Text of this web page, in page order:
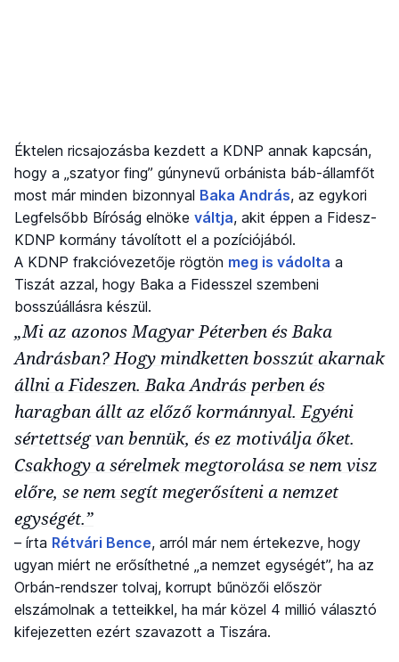
Éktelen ricsajozásba kezdett a KDNP annak kapcsán,
hogy a „szatyor fing” gúnynevű orbánista báb-államfőt
most már minden bizonnyal Baka András, az egykori
Legfelsőbb Bíróság elnöke váltja, akit éppen a Fidesz-
KDNP kormány távolított el a pozíciójából.
A KDNP frakcióvezetője rögtön meg is vádolta a
Tiszát azzal, hogy Baka a Fidesszel szembeni
bosszúállásra készül.
„Mi az azonos Magyar Péterben és Baka
Andrásban? Hogy mindketten bosszút akarnak
állni a Fideszen. Baka András perben és
haragban állt az előző kormánnyal. Egyéni
sértettség van bennük, és ez motiválja őket.
Csakhogy a sérelmek megtorolása se nem visz
előre, se nem segít megerősíteni a nemzet
egységét.”
– írta Rétvári Bence, arról már nem értekezve, hogy
ugyan miért ne erősíthetné „a nemzet egységét”, ha az
Orbán-rendszer tolvaj, korrupt bűnözői először
elszámolnak a tetteikkel, ha már közel 4 millió választó
kifejezetten ezért szavazott a Tiszára.